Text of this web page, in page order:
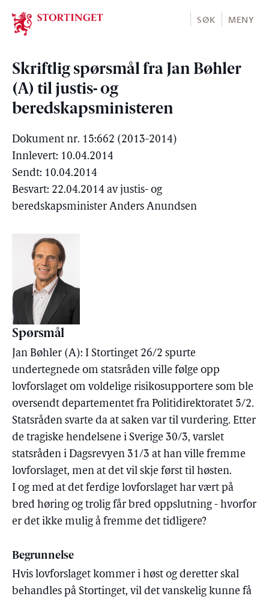
Stortinget.no
SØK MENY
Skriftlig spørsmål fra Jan Bøhler
(A) til justis- og
beredskapsministeren
Dokument nr. 15:662 (2013-2014)
Innlevert: 10.04.2014
Sendt: 10.04.2014
Besvart: 22.04.2014 av justis- og
beredskapsminister Anders Anundsen
Spørsmål
Jan Bøhler (A): I Stortinget 26/2 spurte
undertegnede om statsråden ville følge opp
lovforslaget om voldelige risikosupportere som ble
oversendt departementet fra Politidirektoratet 5/2.
Statsråden svarte da at saken var til vurdering. Etter
de tragiske hendelsene i Sverige 30/3, varslet
statsråden i Dagsrevyen 31/3 at han ville fremme
lovforslaget, men at det vil skje først til høsten.
I og med at det ferdige lovforslaget har vært på
bred høring og trolig får bred oppslutning - hvorfor
er det ikke mulig å fremme det tidligere?
Begrunnelse
Hvis lovforslaget kommer i høst og deretter skal
behandles på Stortinget, vil det vanskelig kunne få